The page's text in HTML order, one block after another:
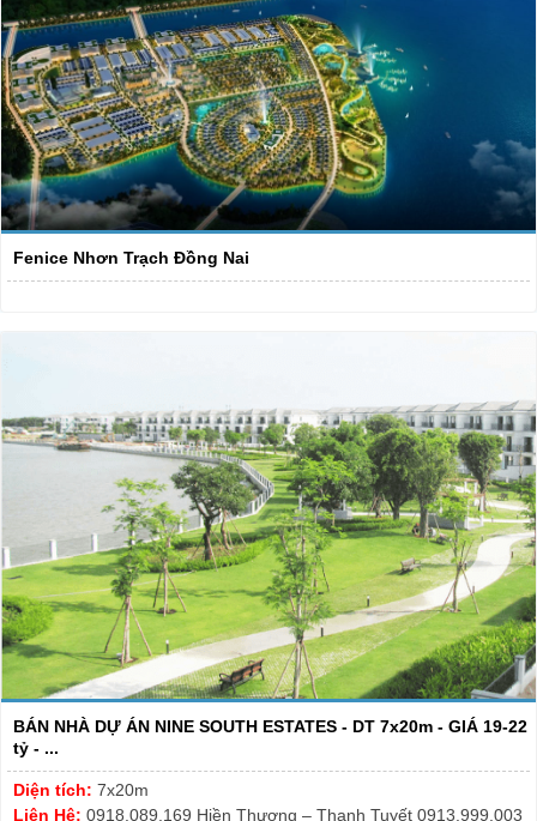
Fenice Nhơn Trạch Đồng Nai
BÁN NHÀ DỰ ÁN NINE SOUTH ESTATES - DT 7x20m - GIÁ 19-22
tỷ - ...
Diện tích: 7x20m
Liên Hệ: 0918.089.169 Hiền Thương – Thanh Tuyết 0913.999.003